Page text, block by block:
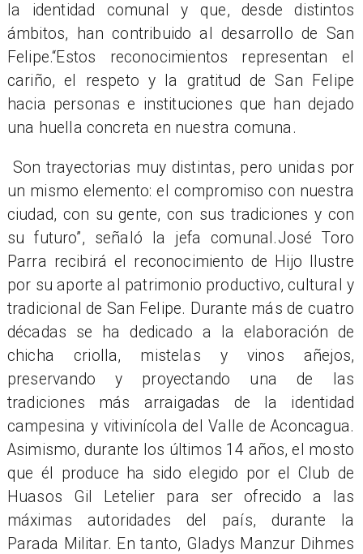
la identidad comunal y que, desde distintos
ámbitos, han contribuido al desarrollo de San
Felipe.“Estos reconocimientos representan el
cariño, el respeto y la gratitud de San Felipe
hacia personas e instituciones que han dejado
una huella concreta en nuestra comuna.
Son trayectorias muy distintas, pero unidas por
un mismo elemento: el compromiso con nuestra
ciudad, con su gente, con sus tradiciones y con
su futuro”, señaló la jefa comunal.José Toro
Parra recibirá el reconocimiento de Hijo Ilustre
por su aporte al patrimonio productivo, cultural y
tradicional de San Felipe. Durante más de cuatro
décadas se ha dedicado a la elaboración de
chicha criolla, mistelas y vinos añejos,
preservando y proyectando una de las
tradiciones más arraigadas de la identidad
campesina y vitivinícola del Valle de Aconcagua.
Asimismo, durante los últimos 14 años, el mosto
que él produce ha sido elegido por el Club de
Huasos Gil Letelier para ser ofrecido a las
máximas autoridades del país, durante la
Parada Militar. En tanto, Gladys Manzur Dihmes